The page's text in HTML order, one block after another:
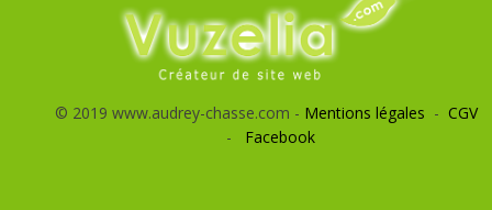
© 2019 www.audrey-chasse.com - Mentions légales - CGV
- Facebook